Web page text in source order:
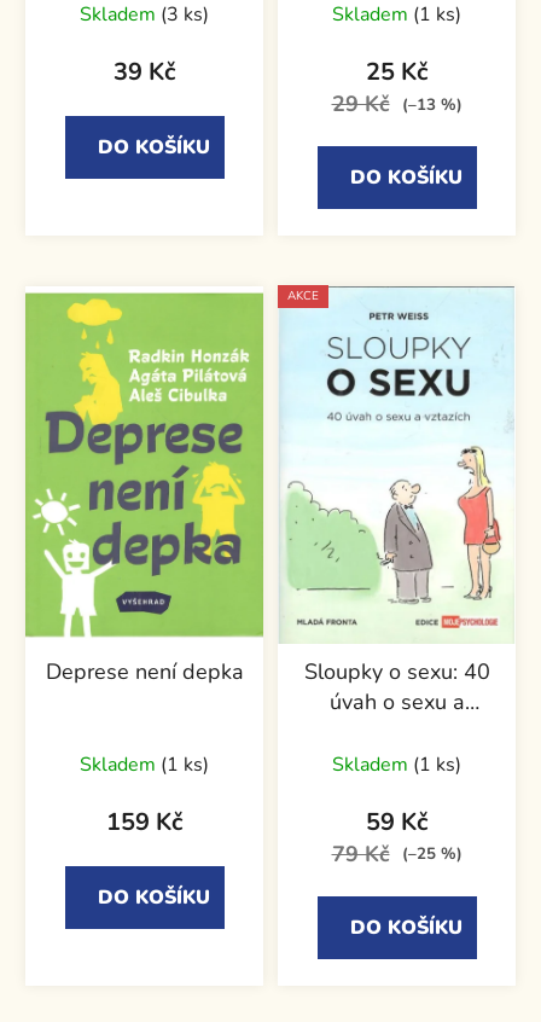
hodnocení
produktu
5,0
z
Skladem (3 ks)
39 Kč
DO KOŠÍKU
Skladem (1 ks)
25 Kč
29 Kč (–13 %)
DO KOŠÍKU
Deprese není depka
Skladem (1 ks)
159 Kč
DO KOŠÍKU
AKCE
Sloupky o sexu: 40
úvah o sexu a
Skladem (1 ks)
59 Kč
79 Kč (–25 %)
DO KOŠÍKU